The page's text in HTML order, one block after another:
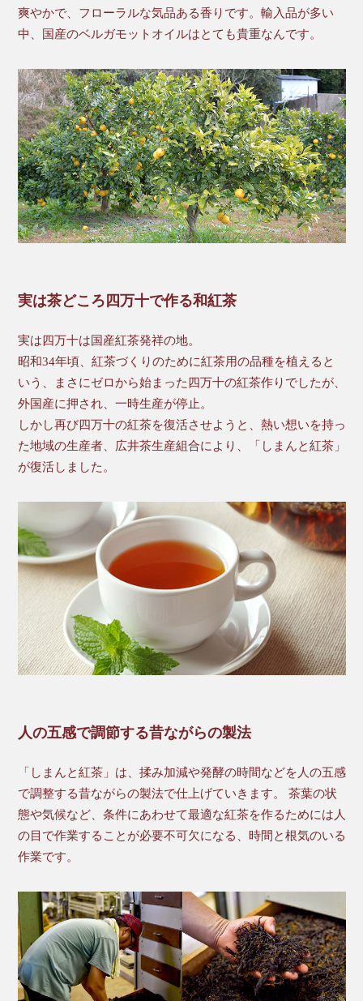
爽やかで、フローラルな気品ある香りです。輸入品が多い
中、国産のベルガモットオイルはとても貴重なんです。
実は茶どころ四万十で作る和紅茶
実は四万十は国産紅茶発祥の地。
昭和34年頃、紅茶づくりのために紅茶用の品種を植えると
いう、まさにゼロから始まった四万十の紅茶作りでしたが、
外国産に押され、一時生産が停止。
しかし再び四万十の紅茶を復活させようと、熱い想いを持っ
た地域の生産者、広井茶生産組合により、「しまんと紅茶」
が復活しました。
人の五感で調節する昔ながらの製法
「しまんと紅茶」は、揉み加減や発酵の時間などを人の五感
で調整する昔ながらの製法で仕上げていきます。 茶葉の状
態や気候など、条件にあわせて最適な紅茶を作るためには人
の目で作業することが必要不可欠になる、時間と根気のいる
作業です。